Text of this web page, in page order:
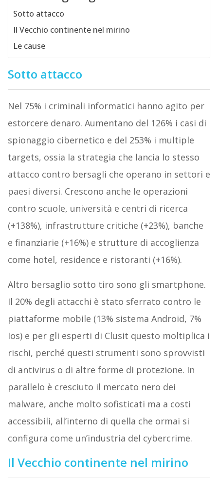
Sotto attacco
Il Vecchio continente nel mirino
Le cause
Sotto attacco
Nel 75% i criminali informatici hanno agito per
estorcere denaro. Aumentano del 126% i casi di
spionaggio cibernetico e del 253% i multiple
targets, ossia la strategia che lancia lo stesso
attacco contro bersagli che operano in settori e
paesi diversi. Crescono anche le operazioni
contro scuole, università e centri di ricerca
(+138%), infrastrutture critiche (+23%), banche
e finanziarie (+16%) e strutture di accoglienza
come hotel, residence e ristoranti (+16%).
Altro bersaglio sotto tiro sono gli smartphone.
Il 20% degli attacchi è stato sferrato contro le
piattaforme mobile (13% sistema Android, 7%
Ios) e per gli esperti di Clusit questo moltiplica i
rischi, perché questi strumenti sono sprovvisti
di antivirus o di altre forme di protezione. In
parallelo è cresciuto il mercato nero dei
malware, anche molto sofisticati ma a costi
accessibili, all’interno di quella che ormai si
configura come un’industria del cybercrime.
Il Vecchio continente nel mirino